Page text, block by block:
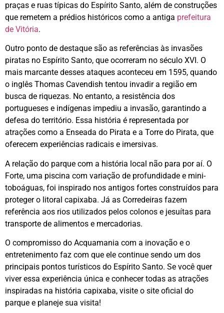
praças e ruas típicas do Espírito Santo, além de construções
que remetem a prédios históricos como a antiga prefeitura
de Vitória.
Outro ponto de destaque são as referências às invasões
piratas no Espírito Santo, que ocorreram no século XVI. O
mais marcante desses ataques aconteceu em 1595, quando
o inglês Thomas Cavendish tentou invadir a região em
busca de riquezas. No entanto, a resistência dos
portugueses e indígenas impediu a invasão, garantindo a
defesa do território. Essa história é representada por
atrações como a Enseada do Pirata e a Torre do Pirata, que
oferecem experiências radicais e imersivas.
A relação do parque com a história local não para por aí. O
Forte, uma piscina com variação de profundidade e mini-
toboáguas, foi inspirado nos antigos fortes construídos para
proteger o litoral capixaba. Já as Corredeiras fazem
referência aos rios utilizados pelos colonos e jesuítas para
transporte de alimentos e mercadorias.
O compromisso do Acquamania com a inovação e o
entretenimento faz com que ele continue sendo um dos
principais pontos turísticos do Espírito Santo. Se você quer
viver essa experiência única e conhecer todas as atrações
inspiradas na história capixaba, visite o site oficial do
parque e planeje sua visita!